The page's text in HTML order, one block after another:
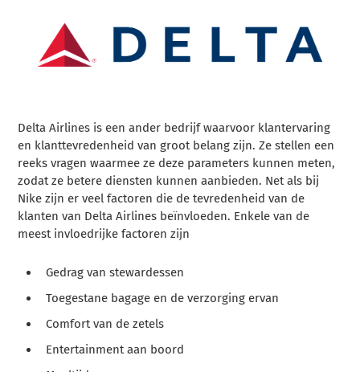
Delta Airlines is een ander bedrijf waarvoor klantervaring
en klanttevredenheid van groot belang zijn. Ze stellen een
reeks vragen waarmee ze deze parameters kunnen meten,
zodat ze betere diensten kunnen aanbieden. Net als bij
Nike zijn er veel factoren die de tevredenheid van de
klanten van Delta Airlines beïnvloeden. Enkele van de
meest invloedrijke factoren zijn
Gedrag van stewardessen
Toegestane bagage en de verzorging ervan
Comfort van de zetels
Entertainment aan boord